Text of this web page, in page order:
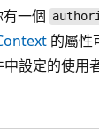
一個
的屬性
中設定的使用